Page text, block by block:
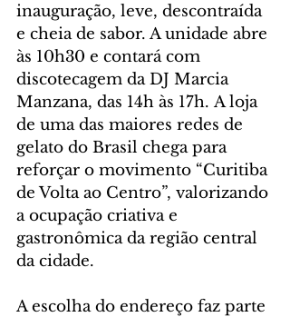
inauguração, leve, descontraída
e cheia de sabor. A unidade abre
às 10h30 e contará com
discotecagem da DJ Marcia
Manzana, das 14h às 17h. A loja
de uma das maiores redes de
gelato do Brasil chega para
reforçar o movimento “Curitiba
de Volta ao Centro”, valorizando
a ocupação criativa e
gastronômica da região central
da cidade.
A escolha do endereço faz parte